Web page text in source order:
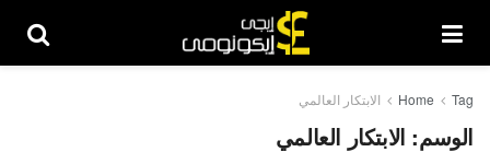
Home Tag الابتكار العالمي
الوسم: الابتكار العالمي